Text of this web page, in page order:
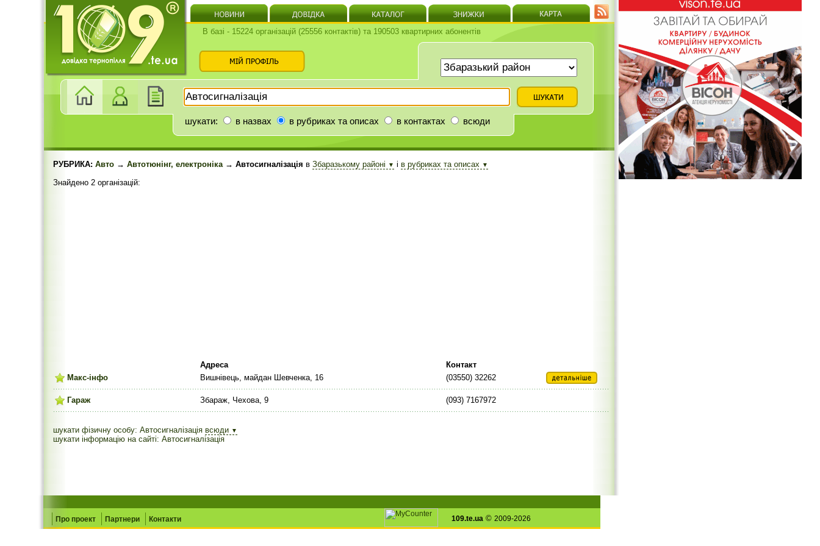
В базі - 15224 організацій (25556 контактів) та 190503 квартирних абонентів
шукати: в назвах в рубриках та описах в контактах всюди
РУБРИКА: Авто → Автотюнінг, електроніка→ Автосигналізація в Збаразькому районі ▼ і в рубриках та описах ▼
Знайдено 2 організацій:
Адреса
Контакт
Макс-інфо
Вишнівець, майдан Шевченка, 16 (03550) 32262
Гараж Збараж, Чехова, 9 (093) 7167972
шукати фізичну особу: Автосигналізація всюди ▼
шукати інформацію на сайті: Автосигналізація
Про проект Партнери Контакти 109.te.ua © 2009-2026